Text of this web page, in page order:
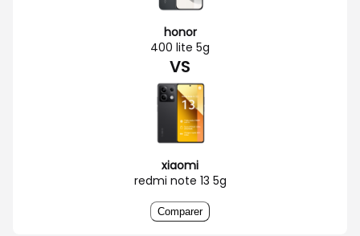
honor
400 lite 5g
VS
xiaomi
redmi note 13 5g
Comparer